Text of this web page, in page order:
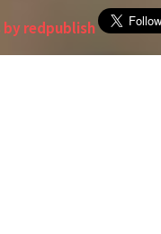
by redpublish